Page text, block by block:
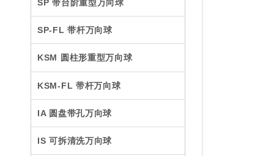
SP 带台阶重型万向球
SP-FL 带杆万向球
KSM 圆柱形重型万向球
KSM-FL 带杆万向球
IA 圆盘带孔万向球
IS 可拆清洗万向球